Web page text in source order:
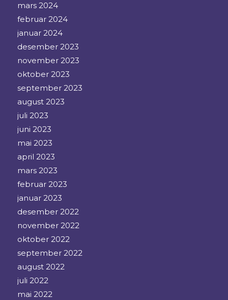
mars 2024
februar 2024
januar 2024
desember 2023
november 2023
oktober 2023
september 2023
august 2023
juli 2023
juni 2023
mai 2023
april 2023
mars 2023
februar 2023
januar 2023
desember 2022
november 2022
oktober 2022
september 2022
august 2022
juli 2022
mai 2022